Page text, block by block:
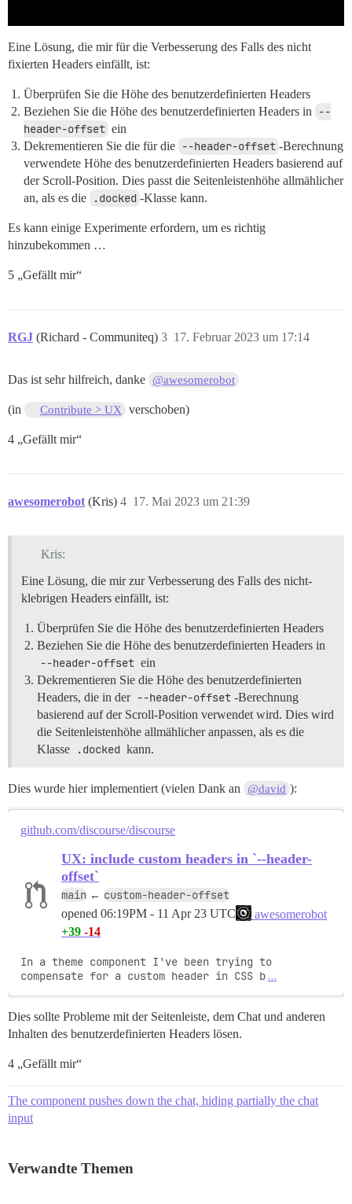
Eine Lösung, die mir für die Verbesserung des Falls des nicht
fixierten Headers einfällt, ist:
Überprüfen Sie die Höhe des benutzerdefinierten Headers
Beziehen Sie die Höhe des benutzerdefinierten Headers in
--
header-offset ein
Dekrementieren Sie die für die --header-offset -Berechnung
verwendete Höhe des benutzerdefinierten Headers basierend auf
der Scroll-Position. Dies passt die Seitenleistenhöhe allmählicher
an, als es die
.docked -Klasse kann.
Es kann einige Experimente erfordern, um es richtig
hinzubekommen …
5 „Gefällt mir“
RGJ (Richard - Communiteq) 17. Februar 2023 um 17:14
3
Das ist sehr hilfreich, danke @awesomerobot
(in Contribute > UX verschoben)
4 „Gefällt mir“
awesomerobot (Kris) 17. Mai 2023 um 21:39
4
Kris:
Eine Lösung, die mir zur Verbesserung des Falls des nicht-
klebrigen Headers einfällt, ist:
Überprüfen Sie die Höhe des benutzerdefinierten Headers
Beziehen Sie die Höhe des benutzerdefinierten Headers in
--header-offset ein
Dekrementieren Sie die Höhe des benutzerdefinierten
Headers, die in der --header-offset -Berechnung
basierend auf der Scroll-Position verwendet wird. Dies wird
die Seitenleistenhöhe allmählicher anpassen, als es die
Klasse
.docked kann.
Dies wurde hier implementiert (vielen Dank an @david ):
github.com/discourse/discourse
UX: include custom headers in `--header-
offset`
main ← custom-header-offset
opened 06:19PM - 11 Apr 23 UTC
awesomerobot
+39 -14
In a theme component I've been trying to
compensate for a custom header in CSS b …
Dies sollte Probleme mit der Seitenleiste, dem Chat und anderen
Inhalten des benutzerdefinierten Headers lösen.
4 „Gefällt mir“
The component pushes down the chat, hiding partially the chat
input
Verwandte Themen